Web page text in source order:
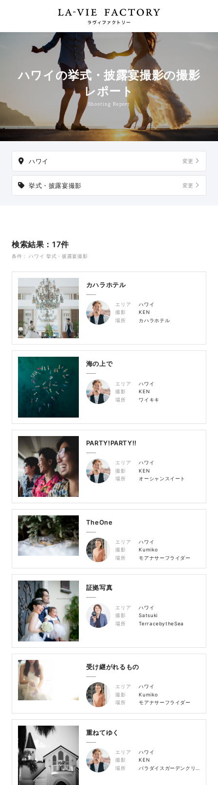
Shooting Report
ハワイの挙式・披露宴撮影の撮影
レポート
ハワイ 変更
挙式・披露宴撮影 変更
検索結果：17件
条件： ハワイ 挙式・披露宴撮影
カハラホテル
エリア
ハワイ
撮影
KEN
場所
カハラホテル
海の上で
エリア
ハワイ
撮影
KEN
場所
ワイキキ
PARTY!PARTY!!
エリア
ハワイ
撮影
KEN
場所
オーシャンスイート
TheOne
エリア
ハワイ
撮影
Kumiko
場所
モアナサーフライダー
証拠写真
エリア
ハワイ
撮影
Satsuki
場所
TerracebytheSea
受け継がれるもの
エリア
ハワイ
撮影
Kumiko
場所
モアナサーフライダー
重ねてゆく
エリア
ハワイ
撮影
KEN
場所
パラダイスガーデンクリスタルチャペル